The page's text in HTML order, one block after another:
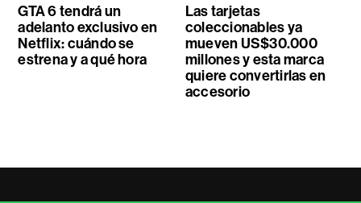
GTA 6 tendrá un
adelanto exclusivo en
Netflix: cuándo se
estrena y a qué hora
Las tarjetas
coleccionables ya
mueven US$30.000
millones y esta marca
quiere convertirlas en
accesorio